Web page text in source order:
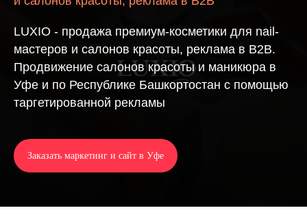
LUXIO - продажа премиум-косметики для nail-
мастеров и салонов красоты, реклама в B2B.
Продвижение салонов красоты и маникюра в
Уфе и по Республике Башкортостан с помощью
таргетированной рекламы
Заказать маркетинг и сайт в Уфе